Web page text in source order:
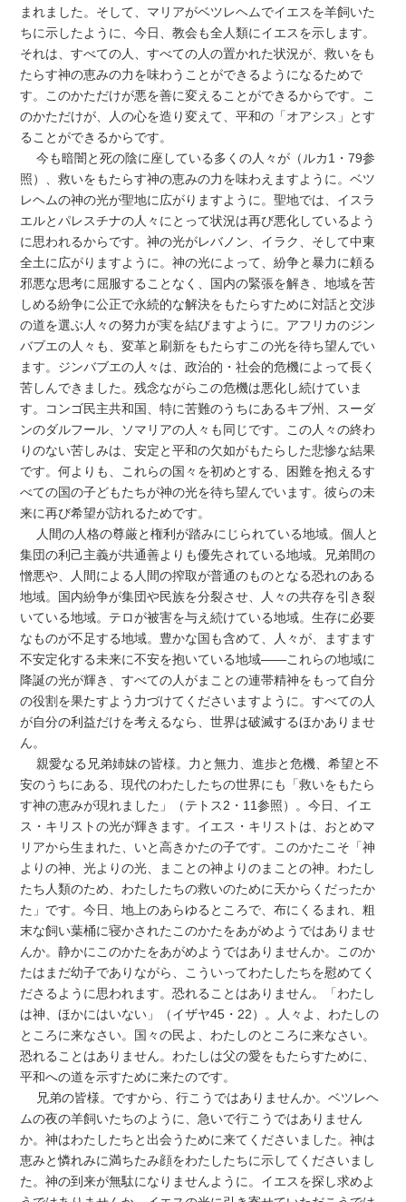
まれました。そして、マリアがベツレヘムでイエスを羊飼いた
ちに示したように、今日、教会も全人類にイエスを示します。
それは、すべての人、すべての人の置かれた状況が、救いをも
たらす神の恵みの力を味わうことができるようになるためで
す。このかただけが悪を善に変えることができるからです。こ
のかただけが、人の心を造り変えて、平和の「オアシス」とす
ることができるからです。
今も暗闇と死の陰に座している多くの人々が（ルカ1・79参
照）、救いをもたらす神の恵みの力を味わえますように。ベツ
レヘムの神の光が聖地に広がりますように。聖地では、イスラ
エルとパレスチナの人々にとって状況は再び悪化しているよう
に思われるからです。神の光がレバノン、イラク、そして中東
全土に広がりますように。神の光によって、紛争と暴力に頼る
邪悪な思考に屈服することなく、国内の緊張を解き、地域を苦
しめる紛争に公正で永続的な解決をもたらすために対話と交渉
の道を選ぶ人々の努力が実を結びますように。アフリカのジン
バブエの人々も、変革と刷新をもたらすこの光を待ち望んでい
ます。ジンバブエの人々は、政治的・社会的危機によって長く
苦しんできました。残念ながらこの危機は悪化し続けていま
す。コンゴ民主共和国、特に苦難のうちにあるキブ州、スーダ
ンのダルフール、ソマリアの人々も同じです。この人々の終わ
りのない苦しみは、安定と平和の欠如がもたらした悲惨な結果
です。何よりも、これらの国々を初めとする、困難を抱えるす
べての国の子どもたちが神の光を待ち望んでいます。彼らの未
来に再び希望が訪れるためです。
人間の人格の尊厳と権利が踏みにじられている地域。個人と
集団の利己主義が共通善よりも優先されている地域。兄弟間の
憎悪や、人間による人間の搾取が普通のものとなる恐れのある
地域。国内紛争が集団や民族を分裂させ、人々の共存を引き裂
いている地域。テロが被害を与え続けている地域。生存に必要
なものが不足する地域。豊かな国も含めて、人々が、ますます
不安定化する未来に不安を抱いている地域――これらの地域に
降誕の光が輝き、すべての人がまことの連帯精神をもって自分
の役割を果たすよう力づけてくださいますように。すべての人
が自分の利益だけを考えるなら、世界は破滅するほかありませ
ん。
親愛なる兄弟姉妹の皆様。力と無力、進歩と危機、希望と不
安のうちにある、現代のわたしたちの世界にも「救いをもたら
す神の恵みが現れました」（テトス2・11参照）。今日、イエ
ス・キリストの光が輝きます。イエス・キリストは、おとめマ
リアから生まれた、いと高きかたの子です。このかたこそ「神
よりの神、光よりの光、まことの神よりのまことの神。わたし
たち人類のため、わたしたちの救いのために天からくだったか
た」です。今日、地上のあらゆるところで、布にくるまれ、粗
末な飼い葉桶に寝かされたこのかたをあがめようではありませ
んか。静かにこのかたをあがめようではありませんか。このか
たはまだ幼子でありながら、こういってわたしたちを慰めてく
ださるように思われます。恐れることはありません。「わたし
は神、ほかにはいない」（イザヤ45・22）。人々よ、わたしの
ところに来なさい。国々の民よ、わたしのところに来なさい。
恐れることはありません。わたしは父の愛をもたらすために、
平和への道を示すために来たのです。
兄弟の皆様。ですから、行こうではありませんか。ベツレヘ
ムの夜の羊飼いたちのように、急いで行こうではありません
か。神はわたしたちと出会うために来てくださいました。神は
恵みと憐れみに満ちたみ顔をわたしたちに示してくださいまし
た。神の到来が無駄になりませんように。イエスを探し求めよ